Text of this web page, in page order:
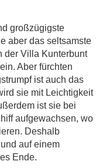
großzügigste
aber das seltsamste
der Villa Kunterbunt
Aber fürchten
ist auch das
sie mit Leichtigkeit
ist sie bei
aufgewachsen, wo
Deshalb
auf einem
Ende.